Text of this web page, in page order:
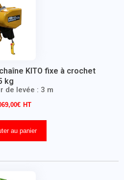
KITO fixe à crochet
kg
de levée : 3 m
€
au panier